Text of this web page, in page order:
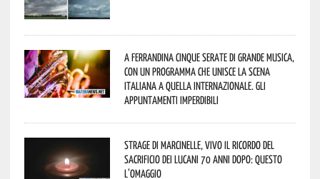
A Ferrandina cinque serate di grande musica,
con un programma che unisce la scena
italiana a quella internazionale. Gli
appuntamenti imperdibili
Strage di Marcinelle, vivo il ricordo del
sacrificio dei lucani 70 anni dopo: questo
l’omaggio